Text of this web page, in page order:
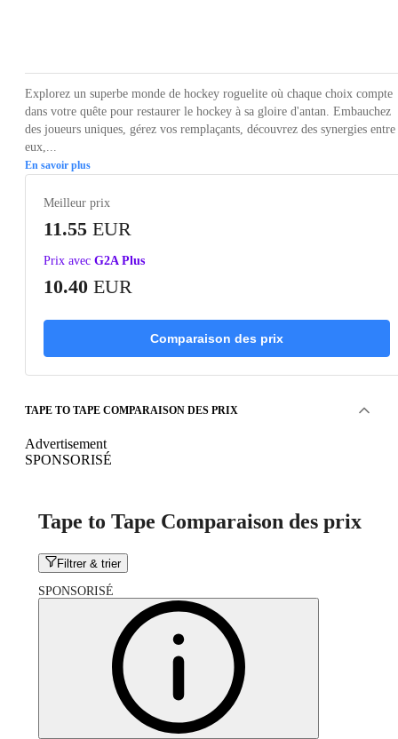
Explorez un superbe monde de hockey roguelite où chaque choix compte
dans votre quête pour restaurer le hockey à sa gloire d'antan. Embauchez
des joueurs uniques, gérez vos remplaçants, découvrez des synergies entre
eux,...
En savoir plus
Meilleur prix
11.55 EUR
Prix avec G2A Plus
10.40 EUR
Comparaison des prix
TAPE TO TAPE COMPARAISON DES PRIX
Advertisement
SPONSORISÉ
Tape to Tape Comparaison des prix
Filtrer & trier
SPONSORISÉ